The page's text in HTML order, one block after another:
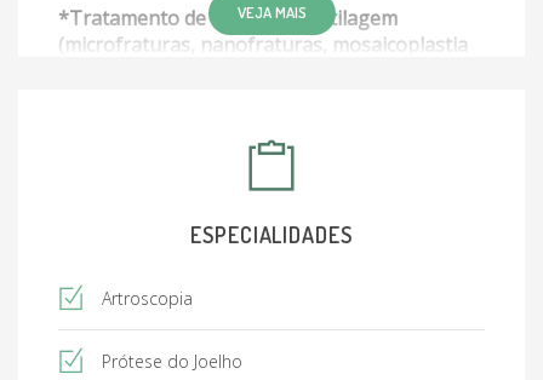
*Tratamento de lesões na cartilagem
(microfraturas, nanofraturas, mosaicoplastia
*Osteotomias do joelho (valgizante e
VEJA MAIS
ESPECIALIDADES
Artroscopia
Prótese do Joelho